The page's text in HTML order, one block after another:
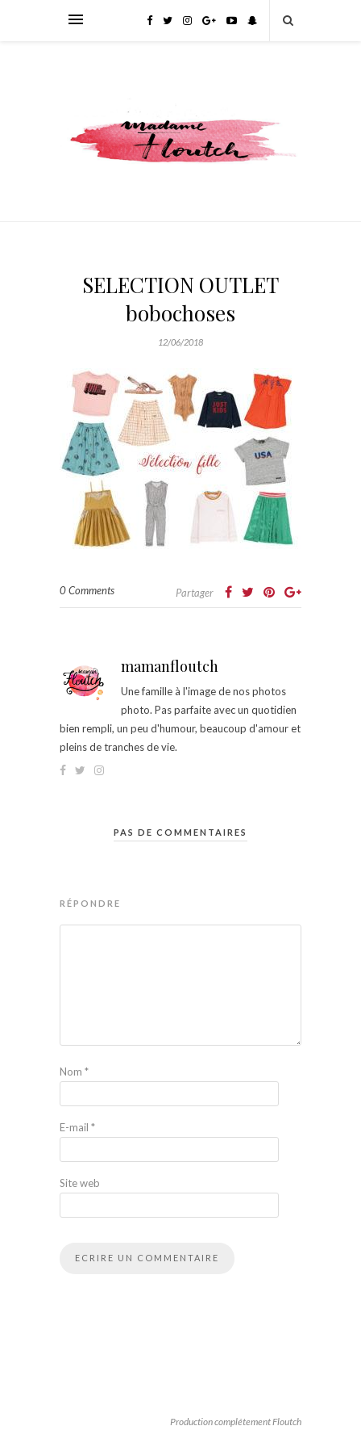
SELECTION OUTLET
bobochoses
12/06/2018
0 Comments Partager
mamanfloutch
Une famille à l'image de nos photos
photo. Pas parfaite avec un quotidien
bien rempli, un peu d'humour, beaucoup d'amour et
pleins de tranches de vie.
PAS DE COMMENTAIRES
RÉPONDRE
Nom *
E-mail *
Site web
Production complétement Floutch